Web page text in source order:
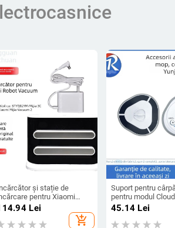
și stație de
pentru Xiaomi
robot de curățenie
Lei
add_shopping_cart
Suport pentru
pentru modul
J1/J2
45.14 Lei